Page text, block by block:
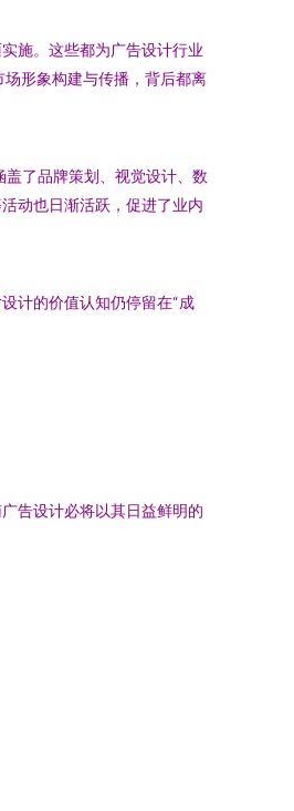
施。这些都为广告设计行业
场形象构建与传播，背后都离
了品牌策划、视觉设计、数
动也日渐活跃，促进了业内
计的价值认知仍停留在“成
告设计必将以其日益鲜明的